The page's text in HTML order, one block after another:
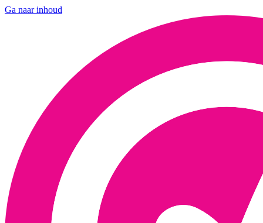
Ga naar inhoud